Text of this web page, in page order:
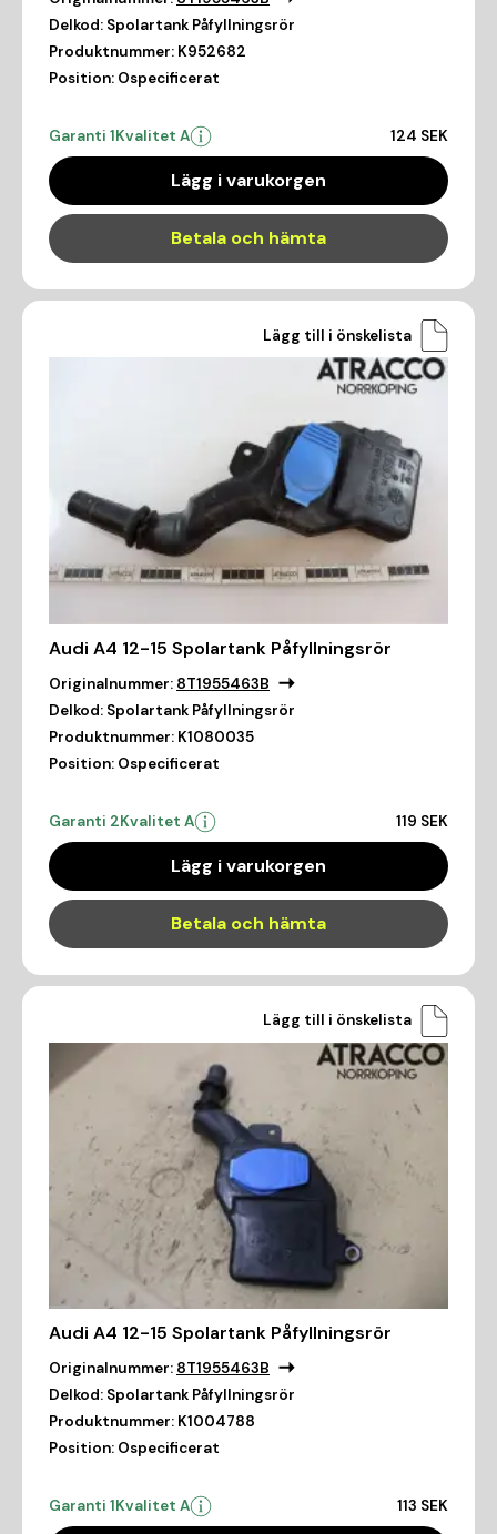
Delkod: Spolartank Påfyllningsrör
Produktnummer: K952682
Position: Ospecificerat
Garanti 1Kvalitet A 124 SEK
Lägg i varukorgen
Betala och hämta
Lägg till i önskelista
Audi A4 12-15 Spolartank Påfyllningsrör
Originalnummer: 8T1955463B
Delkod: Spolartank Påfyllningsrör
Produktnummer: K1080035
Position: Ospecificerat
Garanti 2Kvalitet A 119 SEK
Lägg i varukorgen
Betala och hämta
Lägg till i önskelista
Audi A4 12-15 Spolartank Påfyllningsrör
Originalnummer: 8T1955463B
Delkod: Spolartank Påfyllningsrör
Produktnummer: K1004788
Position: Ospecificerat
Garanti 1Kvalitet A 113 SEK